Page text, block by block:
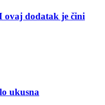
ovaj dodatak je čini
ukusna